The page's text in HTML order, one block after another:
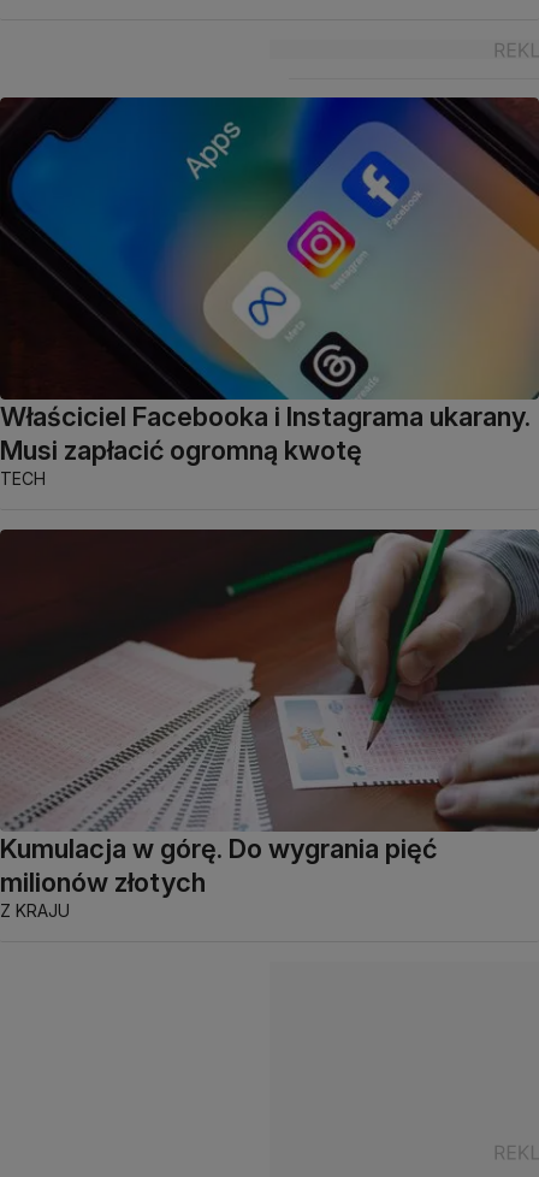
Właściciel Facebooka i Instagrama ukarany.
Musi zapłacić ogromną kwotę
TECH
Kumulacja w górę. Do wygrania pięć
milionów złotych
Z KRAJU